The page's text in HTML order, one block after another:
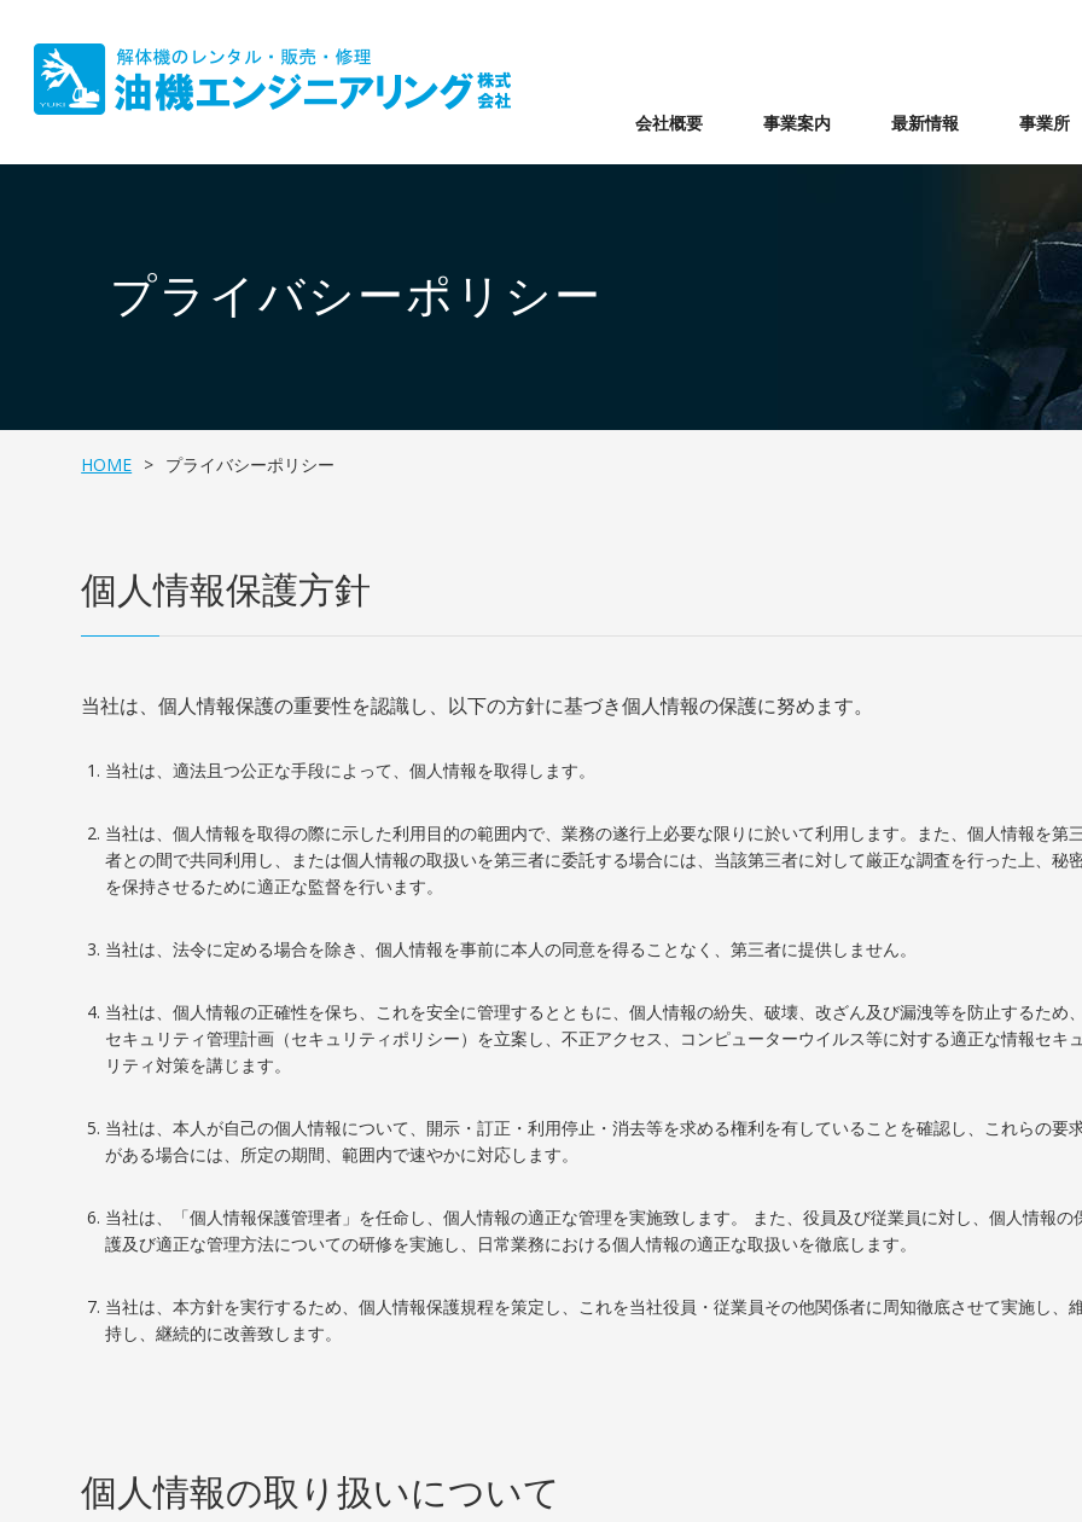
会社概要 事業案内 最新情報 事業所
プライバシーポリシー
HOME プライバシーポリシー
個人情報保護方針
当社は、個人情報保護の重要性を認識し、以下の方針に基づき個人情報の保護に努めます。
当社は、適法且つ公正な手段によって、個人情報を取得します。
当社は、個人情報を取得の際に示した利用目的の範囲内で、業務の遂行上必要な限りに於いて利用します。また、個人情報を第
者との間で共同利用し、または個人情報の取扱いを第三者に委託する場合には、当該第三者に対して厳正な調査を行った上、秘
を保持させるために適正な監督を行います。
当社は、法令に定める場合を除き、個人情報を事前に本人の同意を得ることなく、第三者に提供しません。
当社は、個人情報の正確性を保ち、これを安全に管理するとともに、個人情報の紛失、破壊、改ざん及び漏洩等を防止するため
セキュリティ管理計画（セキュリティポリシー）を立案し、不正アクセス、コンピューターウイルス等に対する適正な情報セキ
リティ対策を講じます。
当社は、本人が自己の個人情報について、開示・訂正・利用停止・消去等を求める権利を有していることを確認し、これらの要
がある場合には、所定の期間、範囲内で速やかに対応します。
当社は、「個人情報保護管理者」を任命し、個人情報の適正な管理を実施致します。 また、役員及び従業員に対し、個人情報の
護及び適正な管理方法についての研修を実施し、日常業務における個人情報の適正な取扱いを徹底します。
当社は、本方針を実行するため、個人情報保護規程を策定し、これを当社役員・従業員その他関係者に周知徹底させて実施し、
持し、継続的に改善致します。
個人情報の取り扱いについて